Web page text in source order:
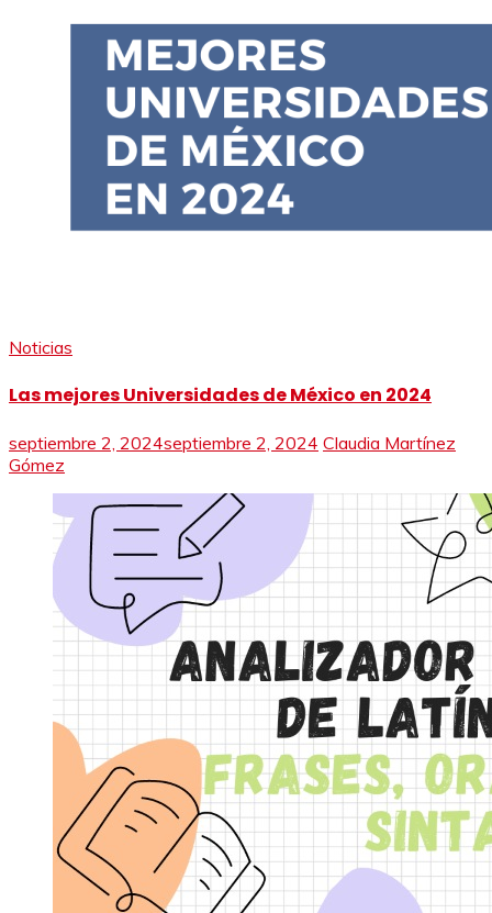
Noticias
Las mejores Universidades de México en 2024
septiembre 2, 2024septiembre 2, 2024 Claudia Martínez
Gómez